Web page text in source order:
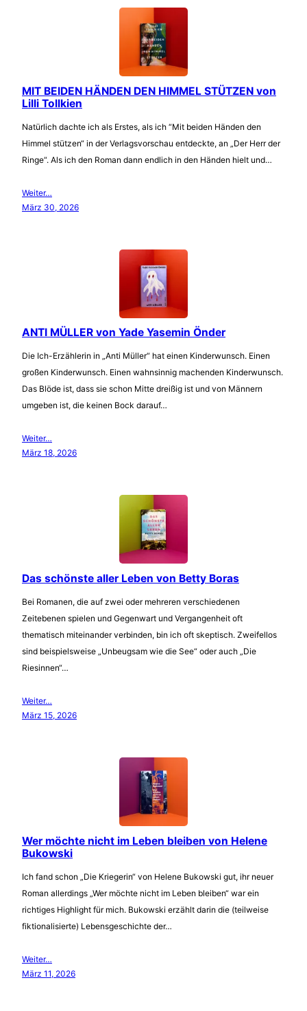
MIT BEIDEN HÄNDEN DEN HIMMEL STÜTZEN von
Lilli Tollkien
Natürlich dachte ich als Erstes, als ich “Mit beiden Händen den
Himmel stützen“ in der Verlagsvorschau entdeckte, an „Der Herr der
Ringe“. Als ich den Roman dann endlich in den Händen hielt und…
Weiter…
März 30, 2026
ANTI MÜLLER von Yade Yasemin Önder
Die Ich-Erzählerin in „Anti Müller“ hat einen Kinderwunsch. Einen
großen Kinderwunsch. Einen wahnsinnig machenden Kinderwunsch.
Das Blöde ist, dass sie schon Mitte dreißig ist und von Männern
umgeben ist, die keinen Bock darauf…
Weiter…
März 18, 2026
Das schönste aller Leben von Betty Boras
Bei Romanen, die auf zwei oder mehreren verschiedenen
Zeitebenen spielen und Gegenwart und Vergangenheit oft
thematisch miteinander verbinden, bin ich oft skeptisch. Zweifellos
sind beispielsweise „Unbeugsam wie die See“ oder auch „Die
Riesinnen“…
Weiter…
März 15, 2026
Wer möchte nicht im Leben bleiben von Helene
Bukowski
Ich fand schon „Die Kriegerin“ von Helene Bukowski gut, ihr neuer
Roman allerdings „Wer möchte nicht im Leben bleiben“ war ein
richtiges Highlight für mich. Bukowski erzählt darin die (teilweise
fiktionalisierte) Lebensgeschichte der…
Weiter…
März 11, 2026